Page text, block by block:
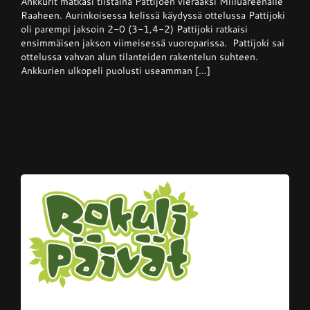
Pattijoki
otti
Ankkureista
voiton
kotikentällään
Raaheen. Aurinkoisessa kelissä käydyssä ottelussa Pattijoki
oli parempi jaksoin 2-0 (3-1,4-2) Pattijoki ratkaisi
ensimmäisen jakson viimeisessä vuoroparissa. Pattijoki sai
ottelussa vahvan alun tilanteiden rakentelun suhteen.
Ankkurien ulkopeli puolusti useamman [...]